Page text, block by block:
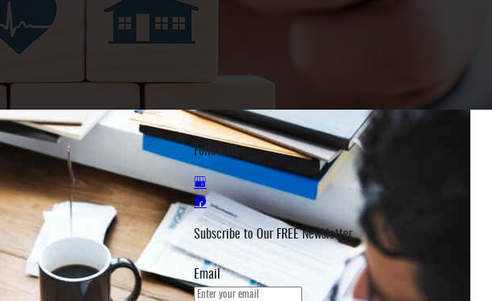
Follow Us
Subscribe to Our FREE Newsletter
Email